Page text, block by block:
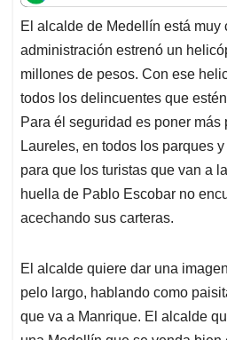
t
s
A
p
p
e
b
o
o
k
k
e
d
I
n
i
l
e
a
d
s
El alcalde de Medellín está muy
administración estrenó un
millones de pesos. Con ese
todos los delincuentes que
Para él seguridad es poner más
Laureles, en todos los parques
para que los turistas que van a
huella de Pablo Escobar no
acechando sus carteras.
El alcalde quiere dar una
pelo largo, hablando como
que va a Manrique. El alcalde